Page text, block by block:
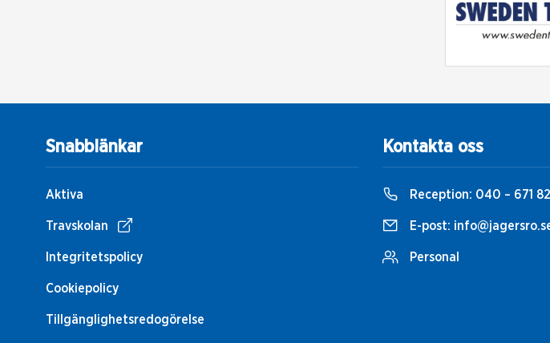
Snabblänkar
Aktiva
Travskolan
Integritetspolicy
Cookiepolicy
Tillgänglighetsredogörelse
Kontakta oss
Reception: 040 – 671
E-post:
Personal